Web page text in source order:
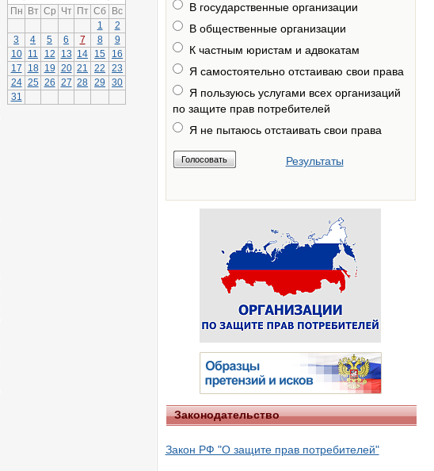
Пн Вт Ср Чт Пт Сб Вс
1
2
3
4 5 6 7 8
9
10
11 12 13 14 15
16
17
18 19 20 21 22
23
24 25 26 27 28 29
30
31
В государственные организации
В общественные организации
К частным юристам и адвокатам
Я самостоятельно отстаиваю свои права
Я пользуюсь услугами всех организаций
по защите прав потребителей
Я не пытаюсь отстаивать свои права
Результаты
Законодательство
Закон РФ "О защите прав потребителей"